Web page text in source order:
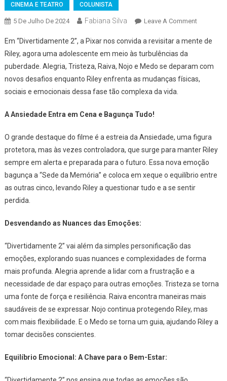
CINEMA E TEATRO COLUNISTA
5 De Julho De 2024 Fabiana Silva Leave A CommentOn
Uma
Russa
De
Em “Divertidamente 2”, a Pixar nos convida a revisitar a mente de
Riley, agora uma adolescente em meio às turbulências da
puberdade. Alegria, Tristeza, Raiva, Nojo e Medo se deparam com
novos desafios enquanto Riley enfrenta as mudanças físicas,
sociais e emocionais dessa fase tão complexa da vida.
A Ansiedade Entra em Cena e Bagunça Tudo!
O grande destaque do filme é a estreia da Ansiedade, uma figura
protetora, mas às vezes controladora, que surge para manter Riley
sempre em alerta e preparada para o futuro. Essa nova emoção
bagunça a “Sede da Memória” e coloca em xeque o equilíbrio entre
as outras cinco, levando Riley a questionar tudo e a se sentir
perdida.
Desvendando as Nuances das Emoções:
“Divertidamente 2” vai além da simples personificação das
emoções, explorando suas nuances e complexidades de forma
mais profunda. Alegria aprende a lidar com a frustração e a
necessidade de dar espaço para outras emoções. Tristeza se torna
uma fonte de força e resiliência. Raiva encontra maneiras mais
saudáveis de se expressar. Nojo continua protegendo Riley, mas
com mais flexibilidade. E o Medo se torna um guia, ajudando Riley a
tomar decisões conscientes.
Equilíbrio Emocional: A Chave para o Bem-Estar: